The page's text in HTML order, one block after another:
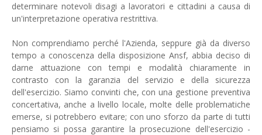
determinare notevoli disagi a lavoratori e cittadini a causa di
un'interpretazione operativa restrittiva.
Non comprendiamo perché l'Azienda, seppure già da diverso
tempo a conoscenza della disposizione Ansf, abbia deciso di
darne attuazione con tempi e modalità chiaramente in
contrasto con la garanzia del servizio e della sicurezza
dell'esercizio. Siamo convinti che, con una gestione preventiva
concertativa, anche a livello locale, molte delle problematiche
emerse, si potrebbero evitare; con uno sforzo da parte di tutti
pensiamo si possa garantire la prosecuzione dell'esercizio -